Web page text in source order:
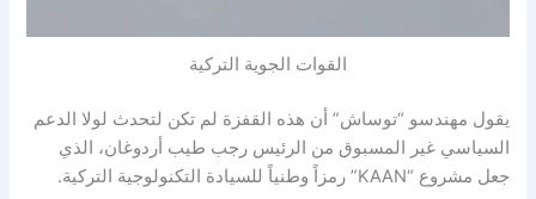
القوات الجوية التركية
يقول مهندسو “توساش” أن هذه القفزة لم تكن لتحدث لولا الدعم
السياسي غير المسبوق من الرئيس رجب طيب أردوغان، الذي
جعل مشروع “KAAN” رمزاً وطنياً للسيادة التكنولوجية التركية.